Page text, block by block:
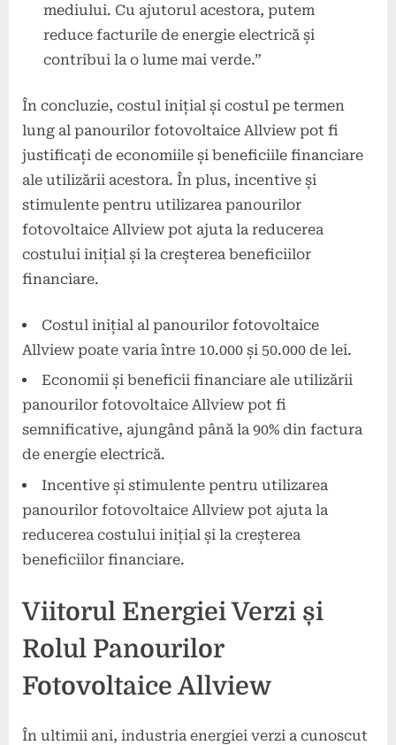
mediului. Cu ajutorul acestora, putem
reduce facturile de energie electrică și
contribui la o lume mai verde.”
În concluzie, costul inițial și costul pe termen
lung al panourilor fotovoltaice Allview pot fi
justificați de economiile și beneficiile financiare
ale utilizării acestora. În plus, incentive și
stimulente pentru utilizarea panourilor
fotovoltaice Allview pot ajuta la reducerea
costului inițial și la creșterea beneficiilor
financiare.
Costul inițial al panourilor fotovoltaice
Allview poate varia între 10.000 și 50.000 de lei.
Economii și beneficii financiare ale utilizării
panourilor fotovoltaice Allview pot fi
semnificative, ajungând până la 90% din factura
de energie electrică.
Incentive și stimulente pentru utilizarea
panourilor fotovoltaice Allview pot ajuta la
reducerea costului inițial și la creșterea
beneficiilor financiare.
Viitorul Energiei Verzi și
Rolul Panourilor
Fotovoltaice Allview
În ultimii ani, industria energiei verzi a cunoscut